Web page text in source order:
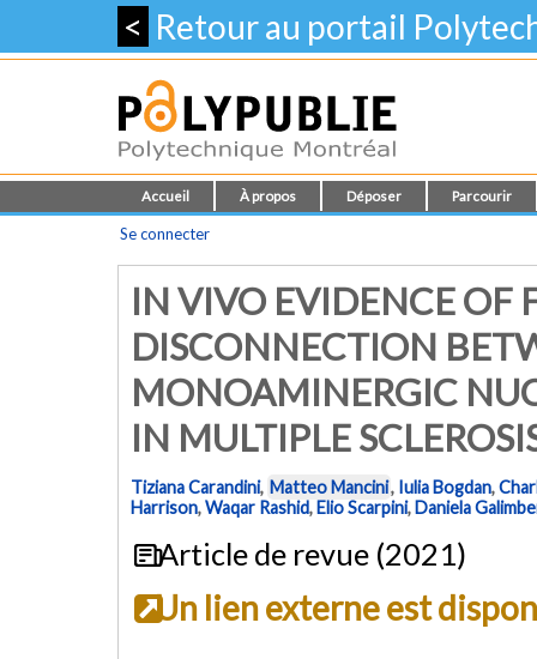
< Retour au portail
Accueil À propos Déposer Parcourir
Se connecter
IN VIVO EVIDENCE OF
DISCONNECTION
MONOAMINERGIC
IN MULTIPLE
Tiziana Carandini, Matteo Mancini, Iulia Bogdan,
Harrison,Waqar Rashid,Elio Scarpini,Daniela
Article de revue (2021)
Un lien externe est